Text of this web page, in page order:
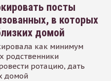
посты
в которых
домой
как минимум
родственники
ротацию, дать
домой